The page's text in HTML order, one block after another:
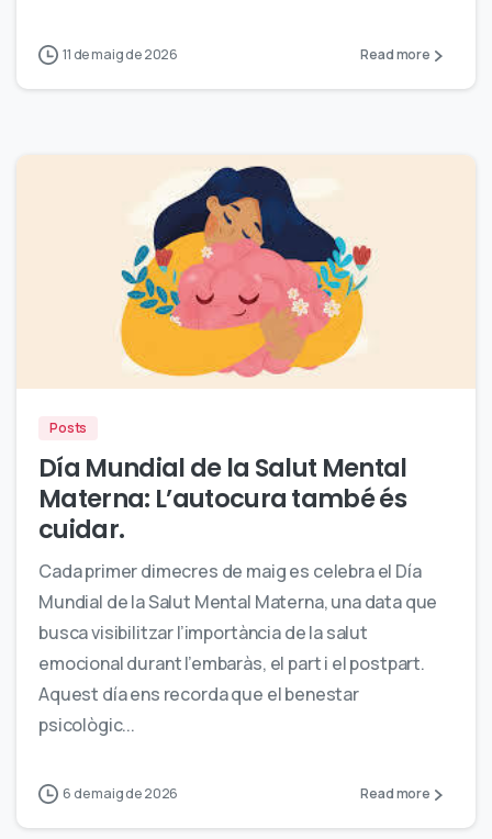
11 de maig de 2026 Read more
Posts
Día Mundial de la Salut Mental
Materna: L’autocura també és
cuidar.
Cada primer dimecres de maig es celebra el Día
Mundial de la Salut Mental Materna, una data que
busca visibilitzar l’importància de la salut
emocional durant l’embaràs, el part i el postpart.
Aquest día ens recorda que el benestar
psicològic...
6 de maig de 2026 Read more